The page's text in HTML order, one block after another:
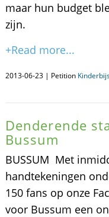
maar hun budget
zijn.
+Read more...
2013-06-23 | Petition
Denderende
Bussum
BUSSUM  Met
handtekeningen
150 fans op onze
voor Bussum een